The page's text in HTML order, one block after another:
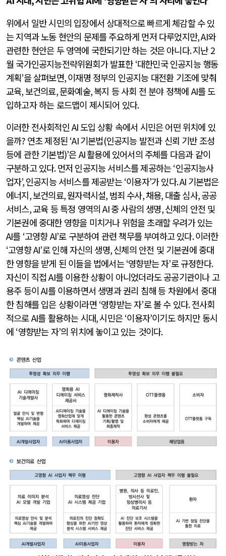
위에서 일반 시민의 입장에서 상대적으로 빠르게 체감할 수 있
는 지역과 노동 현안의 문제를 주요하게 먼저 다루었지만, AI와
관련한 현안은 두 영역에 국한되기만 하는 것은 아니다.지난 2
월 국가인공지능전략위원회가 발표한 ‘대한민국 인공지능 행동
계획’을 살펴보면,이재명 정부의 인공지능 대전환 기조에 맞춰
교육, 보건의료,문화예술,복지 등 사회 전 분야 정책에 AI를 도
입하고자 하는 로드맵이 제시되어 있다.
이러한 전사회적인AI 도입 상황 속에서 시민은 어떤 위치에 있
을까? 연초 제정된 ‘AI기본법(인공지능 발전과 신뢰 기반 조성
등에 관한 기본법)’은AI활용에 있어서의 주체를 다음과 같이
구분하고 있다.먼저 인공지능 서비스를 제공하는‘인공지능사
업자’,인공지능 서비스를 제공받는‘이용자’가 있다. AI 기본법은
에너지,보건의료,원자력시설, 범죄 수사,채용, 대출 심사,공공
서비스,교육 등 특정 영역의AI중 사람의 생명,신체의 안전 및
기본권에 중대한 영향을 미치거나 위험을 초래할 우려가 있는
AI를 ‘고영향AI’로 구분하여 관련 책무를 부여하고 있다.이러한
‘고영향AI’로 인해 자신의 생명,신체의 안전 및 기본권에 중대
한 영향을 받게 된 이들을 법에서는‘영향받는 자’로 규정한다.
자신이 직접AI를 이용한 상황이 아니었더라도 공공기관이나 고
용주 등이AI를 이용하면서 생명과 권리 침해 등 차원에서 중대
한 침해를 입은 상황이라면 ‘영향받는 자’로 볼 수 있다.전사회
적으로AI를 활용하는 시대,시민은‘이용자’이기도 하지만 동시
에 ‘영향받는 자’의 위치에 놓이고 있는 것이다.